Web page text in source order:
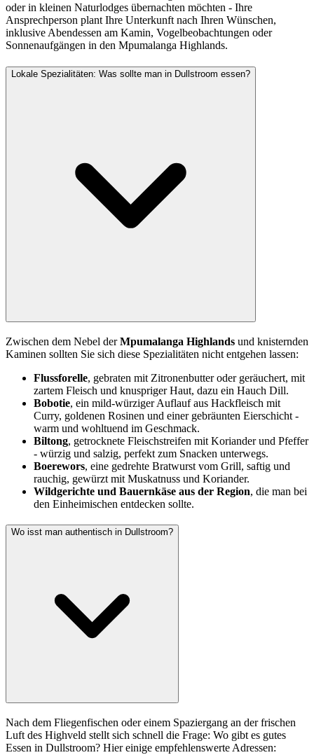
oder in kleinen Naturlodges übernachten möchten - Ihre
Ansprechperson plant Ihre Unterkunft nach Ihren Wünschen,
inklusive Abendessen am Kamin, Vogelbeobachtungen oder
Sonnenaufgängen in den Mpumalanga Highlands.
Lokale Spezialitäten: Was sollte man in Dullstroom essen?
Zwischen dem Nebel derMpumalanga Highlands und knisternden
Kaminen sollten Sie sich diese Spezialitäten nicht entgehen lassen:
Flussforelle, gebraten mit Zitronenbutter oder geräuchert, mit
zartem Fleisch und knuspriger Haut, dazu ein Hauch Dill.
Bobotie, ein mild-würziger Auflauf aus Hackfleisch mit
Curry, goldenen Rosinen und einer gebräunten Eierschicht -
warm und wohltuend im Geschmack.
Biltong, getrocknete Fleischstreifen mit Koriander und Pfeffer
- würzig und salzig, perfekt zum Snacken unterwegs.
Boerewors, eine gedrehte Bratwurst vom Grill, saftig und
rauchig, gewürzt mit Muskatnuss und Koriander.
Wildgerichte und Bauernkäse aus der Region, die man bei
den Einheimischen entdecken sollte.
Wo isst man authentisch in Dullstroom?
Nach dem Fliegenfischen oder einem Spaziergang an der frischen
Luft des Highveld stellt sich schnell die Frage: Wo gibt es gutes
Essen in Dullstroom? Hier einige empfehlenswerte Adressen: